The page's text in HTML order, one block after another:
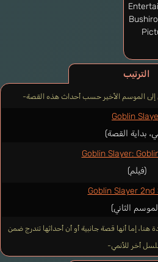
الترتيب
إلى الموسم الأخير حسب أحداث هذه القصة-
Goblin
بداية القصة)
Goblin Slayer:
(فيلم)
Goblin Slayer 2nd
الثاني)
إما أنها قصة جانبية أو أن أحداثها تندرج ضمن
أخر للأنمي-